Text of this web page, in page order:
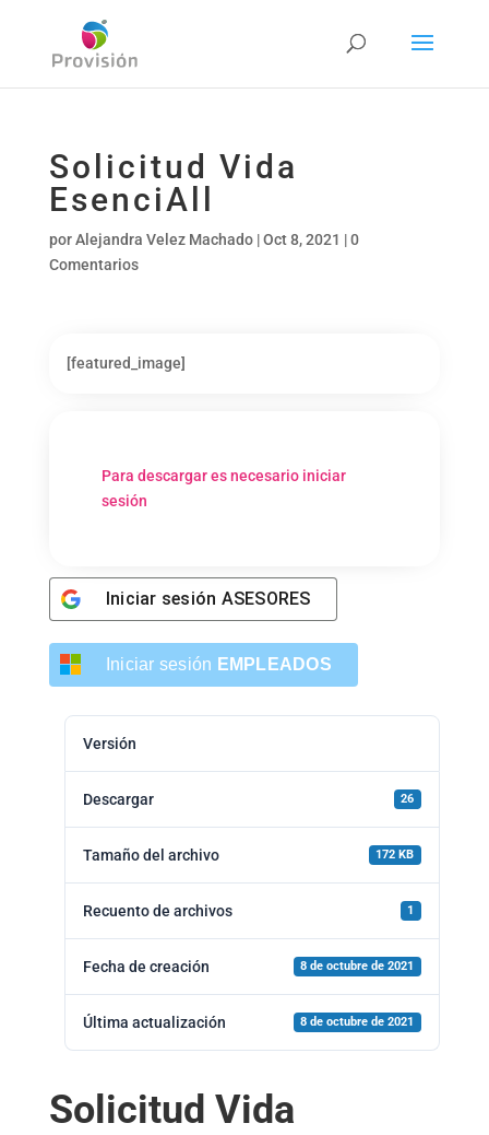
Solicitud Vida
EsenciAll
porAlejandra Velez Machado|Oct 8, 2021 |0
Comentarios
[featured_image]
Para descargar es necesario iniciar
sesión
Iniciar sesión ASESORES
Iniciar sesión EMPLEADOS
Versión
Descargar 26
Tamaño del archivo 172 KB
Recuento de archivos 1
Fecha de creación 8 de octubre de 2021
Última actualización 8 de octubre de 2021
Solicitud Vida